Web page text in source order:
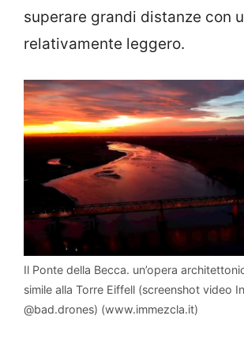
superare grandi distanze con
relativamente leggero.
Il Ponte della Becca. un’opera
simile alla Torre Eiffell (screenshot video
@bad.drones) (www.immezcla.it)